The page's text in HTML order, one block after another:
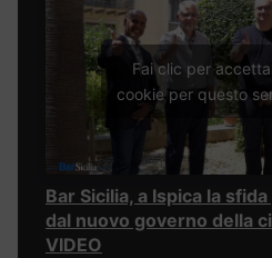
Fai clic per
cookie per questo
Bar Sicilia, a Ispica la
dal nuovo governo della
VIDEO